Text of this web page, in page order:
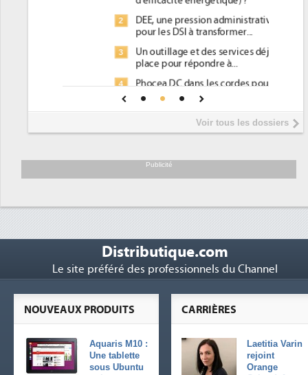
DEE, une pression administrative
pour les DSI à transformer...
Un outillage et des services déjà en
place pour répondre à...
Phocea DC dans les cordes pour la
Interview de Fabrice Coquio,
président de Digital Realty...
soutient les...
Voir tous les dossiers
Publicité
Distributique.com
Le site préféré des professionnels du Channel
CARRIÈRES
Laetitia Varin
rejoint
Orange
NOUVEAUX PRODUITS
Aquaris M10 :
Une tablette
sous Ubuntu